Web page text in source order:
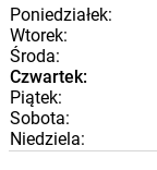
Poniedziałek:
Wtorek:
Środa:
Czwartek:
Piątek:
Sobota:
Niedziela: